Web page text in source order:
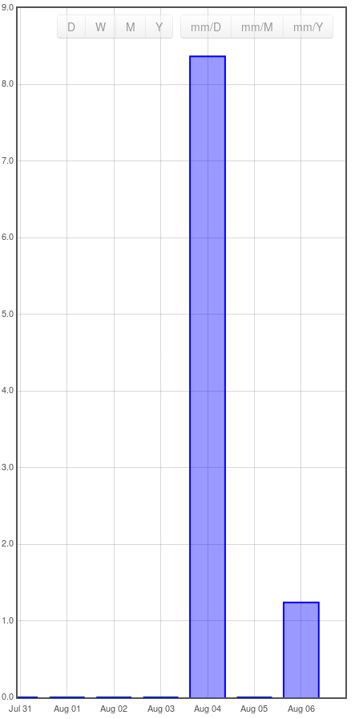
D W M Y mm/D mm/M mm/Y